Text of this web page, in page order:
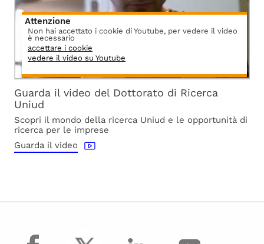
Attenzione
Non hai accettato i cookie di Youtube, per vedere il video
è necessario
accettare i cookie
vedere il video su Youtube
Guarda il video del Dottorato di Ricerca
Uniud
Scopri il mondo della ricerca Uniud e le opportunità di
ricerca per le imprese
Guarda il video
facebook